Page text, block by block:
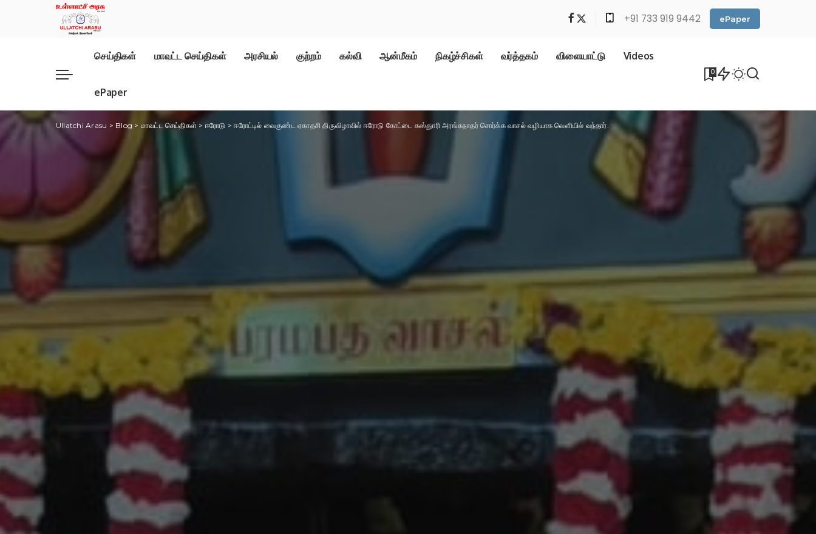
+91 733 919 9442 ePaper
செய்திகள் மாவட்ட செய்திகள் அரசியல் குற்றம் கல்வி ஆன்மீகம் நிகழ்ச்சிகள் வர்த்தகம் விளையாட்டு Videos
ePaper
0
Ullatchi Arasu > Blog > மாவட்ட செய்திகள் > ஈரோடு >ஈரோட்டில் வைகுண்ட ஏகாதசி திருவிழாவில் ஈரோடு கோட்டை கஸ்துாரி அரங்கநாதர் சொர்க்க வாசல் வழியாக வெளியில் வந்தார்.